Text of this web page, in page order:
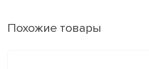
Похожие товары